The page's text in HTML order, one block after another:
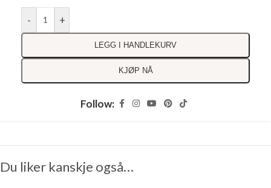
- +
LEGG I HANDLEKURV
KJØP NÅ
Follow:
Du liker kanskje også…